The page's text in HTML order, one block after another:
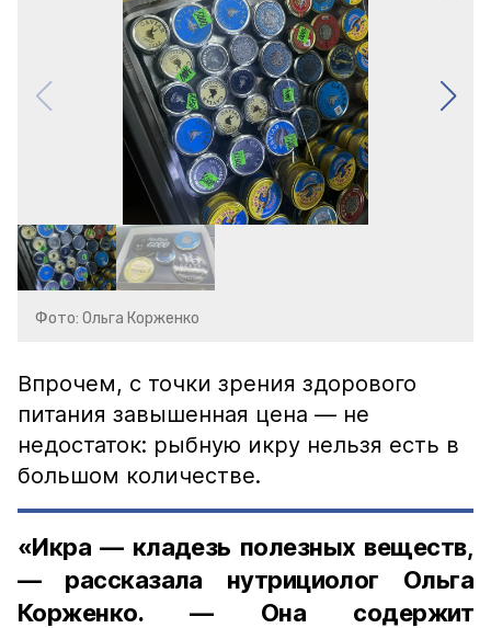
Фото: Ольга Корженко
Впрочем, с точки зрения здорового
питания завышенная цена — не
недостаток: рыбную икру нельзя есть в
большом количестве.
«Икра — кладезь полезных веществ,
— рассказала нутрициолог Ольга
Корженко. — Она содержит